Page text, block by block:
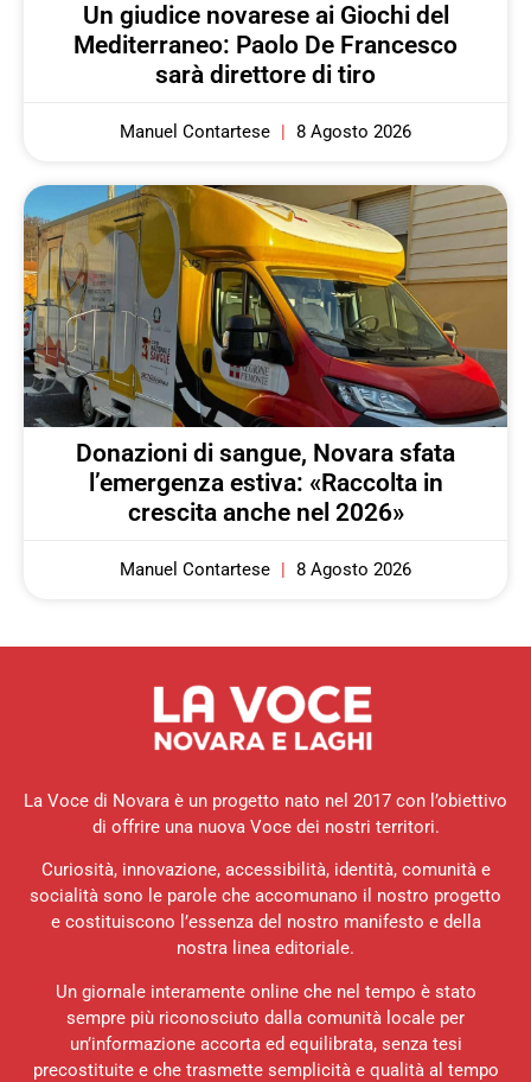
Un giudice novarese ai Giochi del
Mediterraneo: Paolo De Francesco
sarà direttore di tiro
Manuel Contartese 8 Agosto 2026
Donazioni di sangue, Novara sfata
l’emergenza estiva: «Raccolta in
crescita anche nel 2026»
Manuel Contartese 8 Agosto 2026
La Voce di Novara è un progetto nato nel 2017 con l’obiettivo
di offrire una nuova Voce dei nostri territori.
Curiosità, innovazione, accessibilità, identità, comunità e
socialità sono le parole che accomunano il nostro progetto
e costituiscono l’essenza del nostro manifesto e della
nostra linea editoriale.
Un giornale interamente online che nel tempo è stato
sempre più riconosciuto dalla comunità locale per
un’informazione accorta ed equilibrata, senza tesi
precostituite e che trasmette semplicità e qualità al tempo